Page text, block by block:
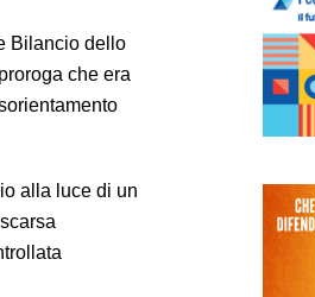
Bilancio dello
che era
alla luce di un